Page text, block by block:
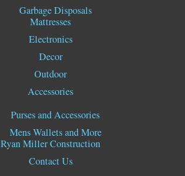
Garbage Disposals
Mattresses
Electronics
Decor
Outdoor
Accessories
Purses and Accessories
Mens Wallets and More
Ryan Miller Construction
Contact Us